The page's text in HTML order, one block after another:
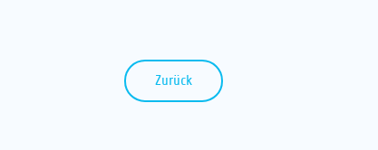
Zurück